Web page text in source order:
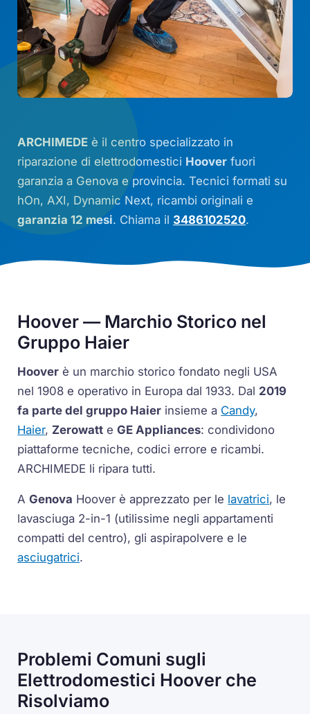
ARCHIMEDE è il centro specializzato in
riparazione di elettrodomestici Hoover fuori
garanzia a Genova e provincia. Tecnici formati su
hOn,AXI, Dynamic Next, ricambi originali e
garanzia 12 mesi. Chiama il 3486102520.
Hoover — Marchio Storico nel
Gruppo Haier
Hoover è un marchio storico fondato negli USA
nel 1908 e operativo in Europa dal 1933. Dal 2019
fa parte del gruppo Haier insieme a Candy,
Haier, Zerowatt eGE Appliances: condividono
piattaforme tecniche, codici errore e ricambi.
ARCHIMEDE li ripara tutti.
AGenova Hoover è apprezzato per le lavatrici, le
lavasciuga 2-in-1 (utilissime negli appartamenti
compatti del centro), gli aspirapolvere e le
asciugatrici.
Problemi Comuni sugli
Elettrodomestici Hoover che
Risolviamo